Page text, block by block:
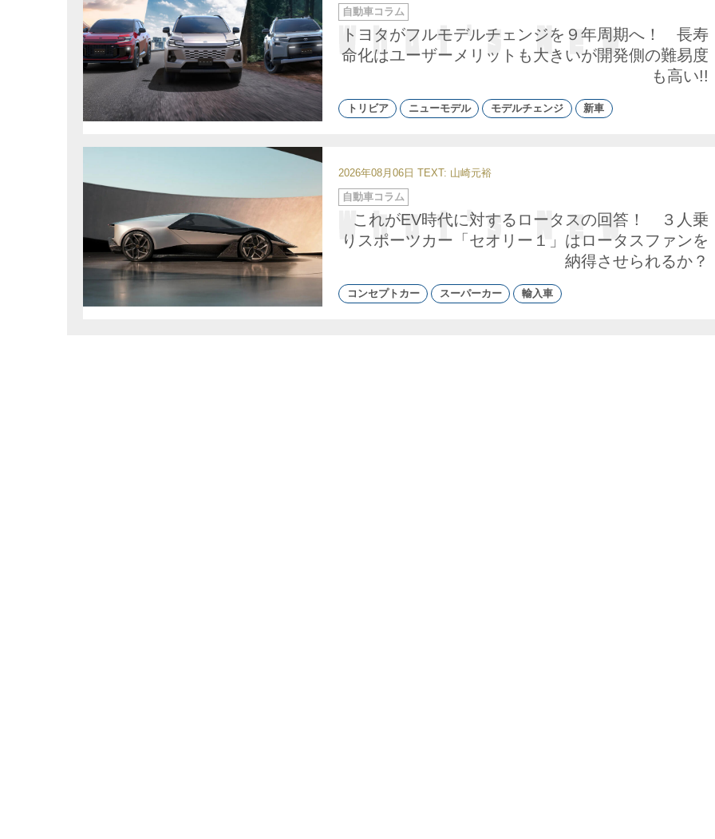
トヨタがフルモデルチェンジを９年周期へ！ 長寿
命化はユーザーメリットも大きいが開発側の難易度
も高い!!
カ
テ
ゴ
ー
自動車コラム
トリビア ニューモデル モデルチェンジ 新車
2026年08月06日 TEXT: 山崎元裕
これがEV時代に対するロータスの回答！ ３人乗
りスポーツカー「セオリー１」はロータスファンを
納得させられるか？
カ
テ
自動車コラム
コンセプトカー スーパーカー 輸入車